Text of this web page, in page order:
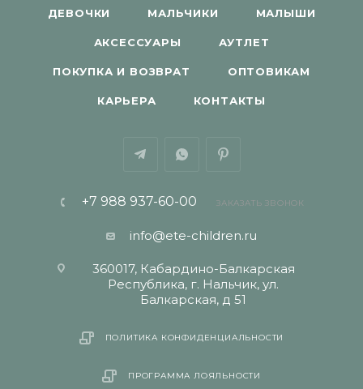
ДЕВОЧКИ МАЛЬЧИКИ МАЛЫШИ
АКСЕССУАРЫ АУТЛЕТ
ПОКУПКА И ВОЗВРАТ ОПТОВИКАМ
КАРЬЕРА КОНТАКТЫ
+7 988 937-60-00 ЗАКАЗАТЬ ЗВОНОК
info@ete-children.ru
360017, Кабардино-Балкарская
Республика, г. Нальчик, ул.
Балкарская, д 51
ПОЛИТИКА КОНФИДЕНЦИАЛЬНОСТИ
ПРОГРАММА ЛОЯЛЬНОСТИ